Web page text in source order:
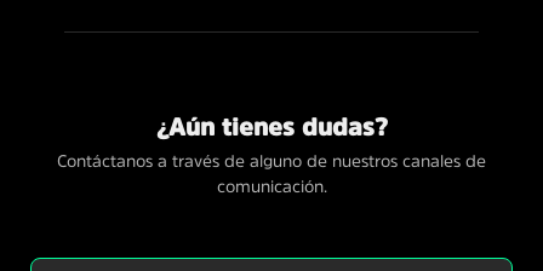
¿Aún tienes dudas?
Contáctanos a través de alguno de nuestros canales de
comunicación.